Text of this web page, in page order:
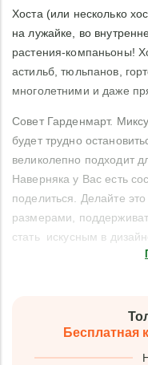
Хоста (или несколько
на лужайке, во
растения-компаньоны!
астильб, тюльпанов,
многолетними и даже
Совет Гарденмарт.
будет трудно
великолепно подходит
Наверняка у Вас есть
поделиться. Делайте
размерами,
стать искусным в
Бесплатная